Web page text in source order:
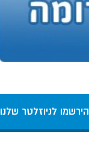
הירשמו לניוזלטר שלנו